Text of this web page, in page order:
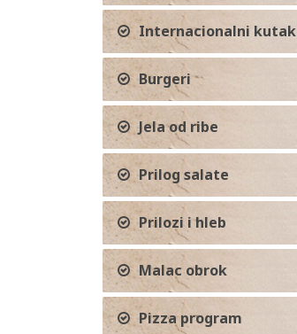
Internacionalni kutak
Burgeri
Jela od ribe
Prilog salate
Prilozi i hleb
Malac obrok
Pizza program